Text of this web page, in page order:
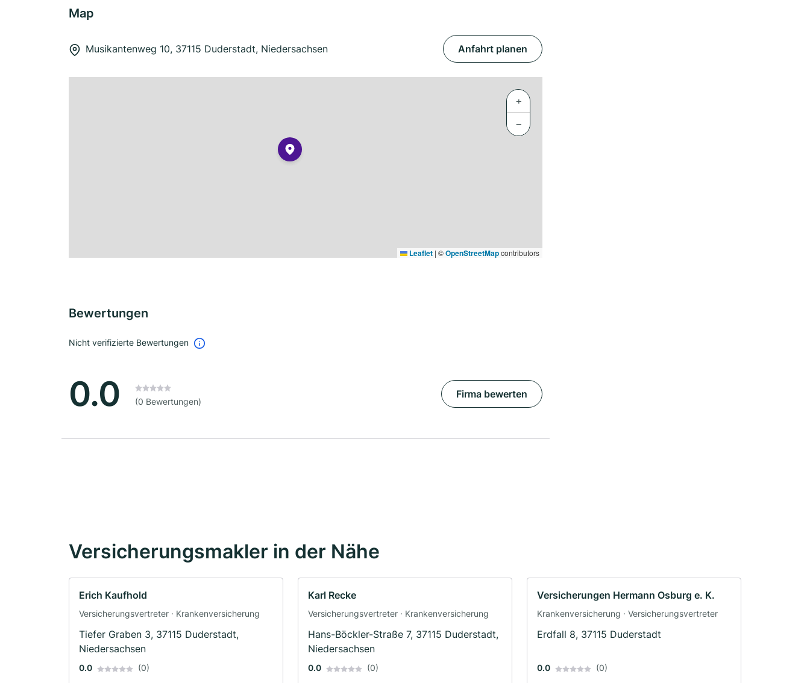
Map
Musikantenweg 10, 37115 Duderstadt, Niedersachsen Anfahrt planen
+
−
Leaflet | ©OpenStreetMapcontributors
Bewertungen
Nicht verifizierte Bewertungen
0.0 (0 Bewertungen)
Firma bewerten
Versicherungsmakler in der Nähe
Erich Kaufhold
Versicherungsvertreter · Krankenversicherung
Tiefer Graben 3, 37115 Duderstadt,
Niedersachsen
0.0 (0)
Karl Recke
Versicherungsvertreter · Krankenversicherung
Hans-Böckler-Straße 7, 37115 Duderstadt,
Niedersachsen
0.0 (0)
Versicherungen Hermann Osburg e. K.
Krankenversicherung · Versicherungsvertreter
Erdfall 8, 37115 Duderstadt
0.0 (0)